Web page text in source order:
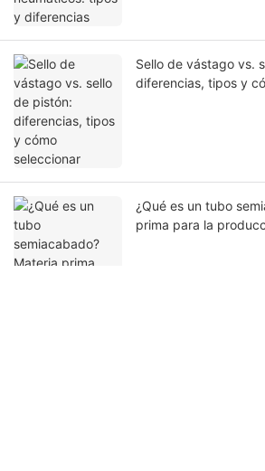
Sello de vástago vs.
diferencias, tipos y
¿Qué es un tubo
prima para la